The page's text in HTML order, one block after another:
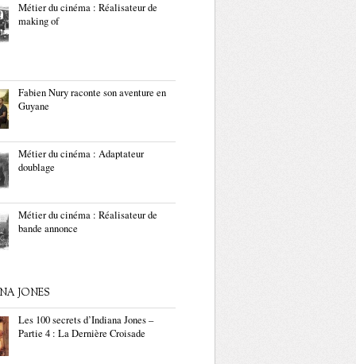
Métier du cinéma : Réalisateur de
making of
Fabien Nury raconte son aventure en
Guyane
Métier du cinéma : Adaptateur
doublage
Métier du cinéma : Réalisateur de
bande annonce
JONES
Les 100 secrets d’Indiana Jones –
Partie 4 : La Dernière Croisade